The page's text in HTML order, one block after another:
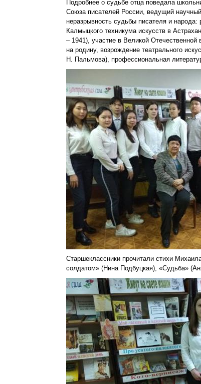
Подробнее о судьбе отца поведала
Союза писателей России, ведущий
неразрывность судьбы писателя и
Калмыцкого техникума искусств в
– 1941), участие в Великой
на родину, возрождение театрального
Н. Пальмова), профессиональная
Старшеклассники прочитали стихи
солдатом» (Нина Подбуцкая), «Судьба»